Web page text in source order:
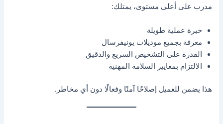
مدرب على أعلى مستوى، يمتلك:
خبرة عملية طويلة
معرفة بجميع موديلات يونيفرسال
القدرة على التشخيص السريع والدقيق
الالتزام بمعايير السلامة المهنية
هذا يضمن للعميل إصلاحًا آمنًا وفعالًا دون أي مخاطر.